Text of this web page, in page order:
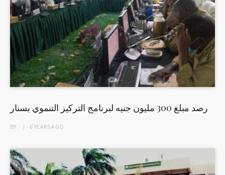
رصد مبلغ 300 مليون جنيه لبرنامج التركيز التنموي بسنار
BY 6 YEARSAGO